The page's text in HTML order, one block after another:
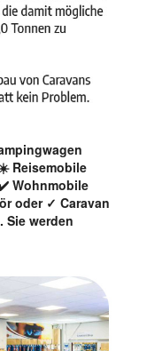
Reisemobile
Wohnmobile
oder ✓ Caravan
Sie werden